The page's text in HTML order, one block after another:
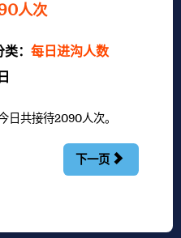
人次
： 每日进沟人数
日共接待2090人次。
下一页